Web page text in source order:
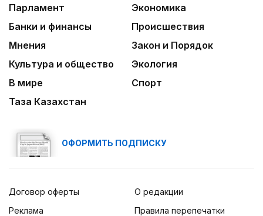
Человекоцентричность в действии
03:04
Мой Абай
Парламент
Экономика
Банки и финансы
Происшествия
Мнения
Закон и Порядок
Культура и общество
Экология
В мире
Спорт
Таза Казахстан
ОФОРМИТЬ ПОДПИСКУ
Договор оферты
Реклама
О редакции
Правила перепечатки